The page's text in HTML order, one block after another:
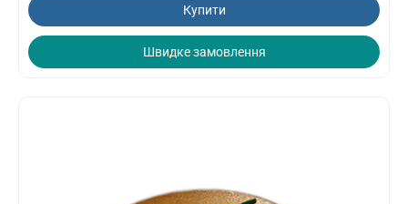
Купити
Швидке замовлення